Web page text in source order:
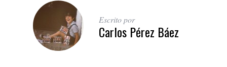
Escrito por
Carlos Pérez Báez